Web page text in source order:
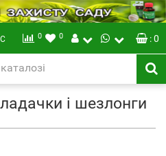
0 0 : 0
і шезлонги